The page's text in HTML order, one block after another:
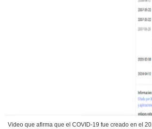
Video que afirma que el COVID-19 fue creado en el